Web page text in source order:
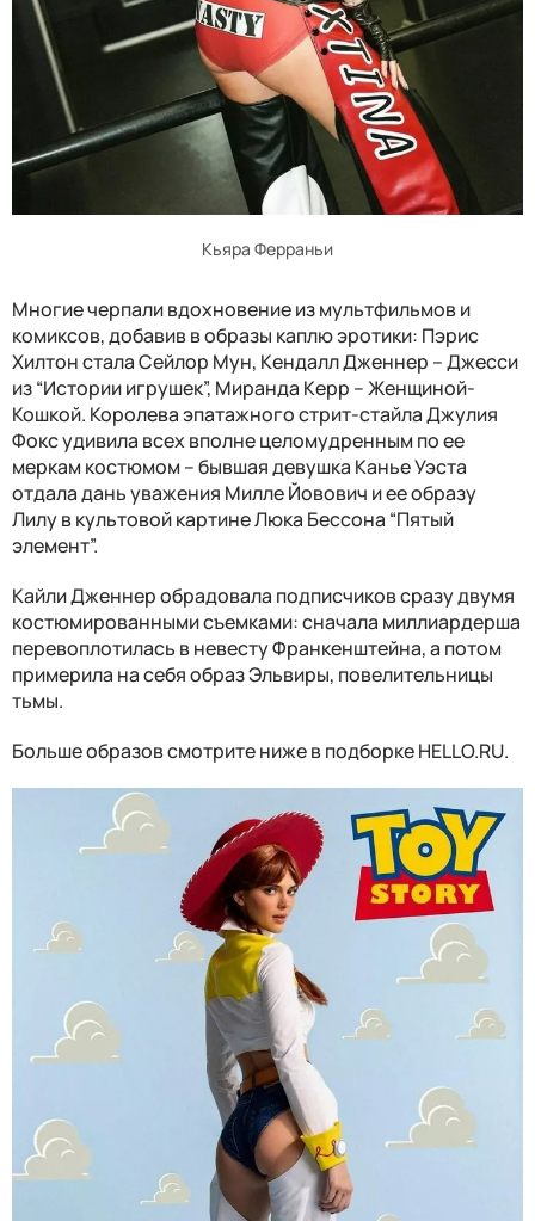
Кьяра Ферраньи
Многие черпали вдохновение из мультфильмов и
комиксов, добавив в образы каплю эротики: Пэрис
Хилтон стала Сейлор Мун, Кендалл Дженнер – Джесси
из “Истории игрушек”, Миранда Керр – Женщиной-
Кошкой. Королева эпатажного стрит-стайла Джулия
Фокс удивила всех вполне целомудренным по ее
меркам костюмом – бывшая девушка Канье Уэста
отдала дань уважения Милле Йовович и ее образу
Лилу в культовой картине Люка Бессона “Пятый
элемент”.
Кайли Дженнер обрадовала подписчиков сразу двумя
костюмированными съемками: сначала миллиардерша
перевоплотилась в невесту Франкенштейна, а потом
примерила на себя образ Эльвиры, повелительницы
тьмы.
Больше образов смотрите ниже в подборке HELLO.RU.